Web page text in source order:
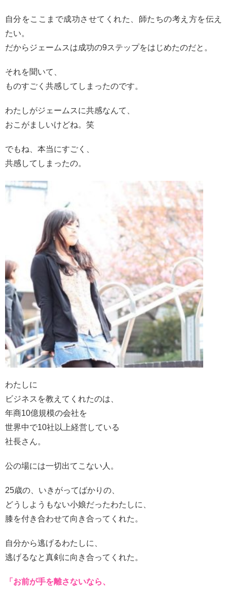
自分をここまで成功させてくれた、師たちの考え方を伝え
たい。
だからジェームスは成功の9ステップをはじめたのだと。
それを聞いて、
ものすごく共感してしまったのです。
わたしがジェームスに共感なんて、
おこがましいけどね。笑
でもね、本当にすごく、
共感してしまったの。
わたしに
ビジネスを教えてくれたのは、
年商10億規模の会社を
世界中で10社以上経営している
社長さん。
公の場には一切出てこない人。
25歳の、いきがってばかりの、
どうしようもない小娘だったわたしに、
膝を付き合わせて向き合ってくれた。
自分から逃げるわたしに、
逃げるなと真剣に向き合ってくれた。
「お前が手を離さないなら、